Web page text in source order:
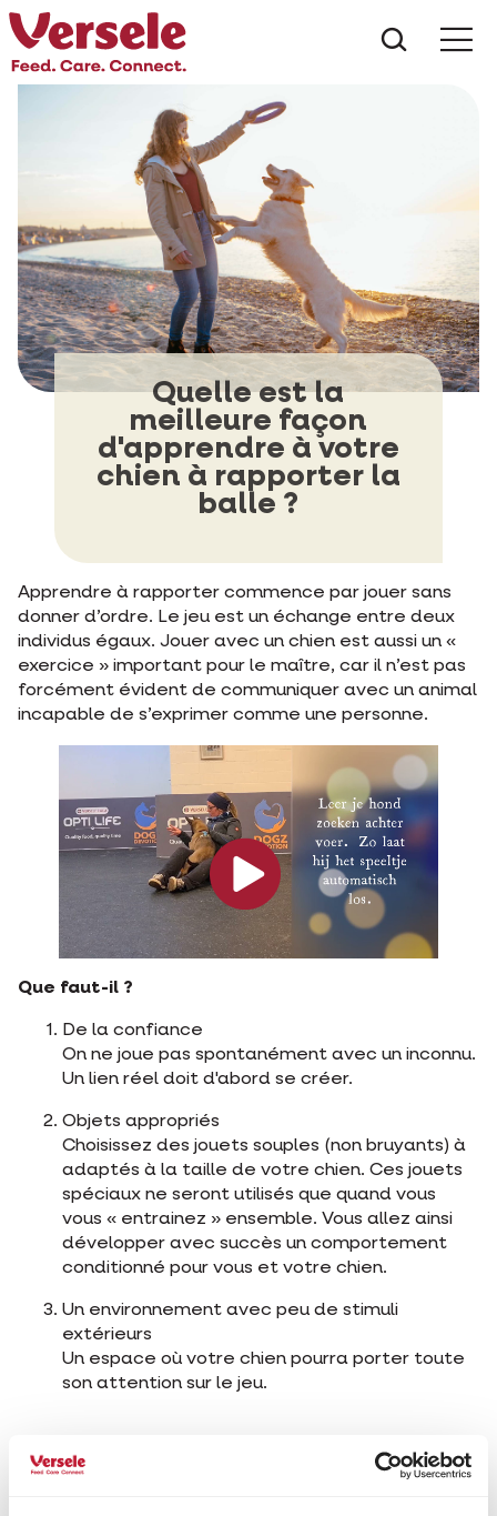
Quelle est la
meilleure façon
d'apprendre à votre
chien à rapporter la
balle ?
Apprendre à rapporter commence par jouer sans
donner d’ordre. Le jeu est un échange entre deux
individus égaux. Jouer avec un chien est aussi un «
exercice » important pour le maître, car il n’est pas
forcément évident de communiquer avec un animal
incapable de s’exprimer comme une personne.
Que faut-il ?
De la confiance
On ne joue pas spontanément avec un inconnu.
Un lien réel doit d'abord se créer.
Objets appropriés
Choisissez des jouets souples (non bruyants) à
adaptés à la taille de votre chien. Ces jouets
spéciaux ne seront utilisés que quand vous
vous « entrainez » ensemble. Vous allez ainsi
développer avec succès un comportement
conditionné pour vous et votre chien.
Un environnement avec peu de stimuli
extérieurs
Un espace où votre chien pourra porter toute
son attention sur le jeu.
Apprenez à votre chien à rapporter en 3 étapes :